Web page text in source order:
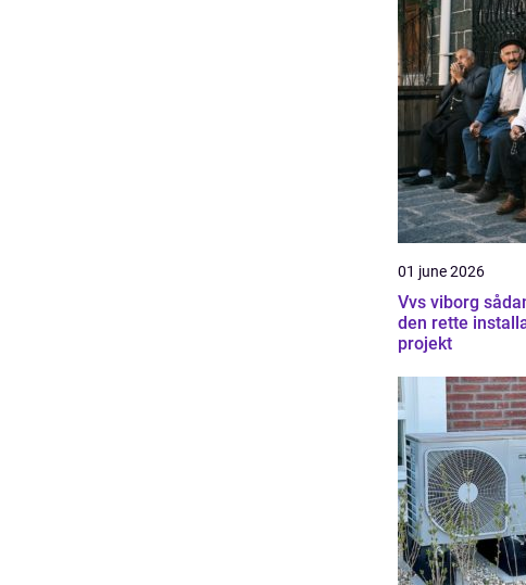
01 june 2026
Vvs viborg sådan vælger du
den rette
projekt